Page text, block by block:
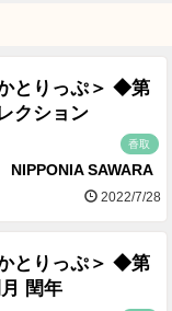
とりっぷ＞ ◆第
クション
香取
NIPPONIA SAWARA
2022/7/28
とりっぷ＞ ◆第
閏年